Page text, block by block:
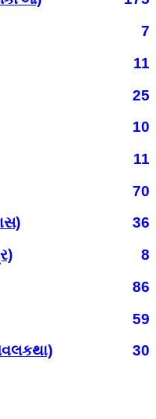
7
11
25
10
11
70
36
8
86
59
30